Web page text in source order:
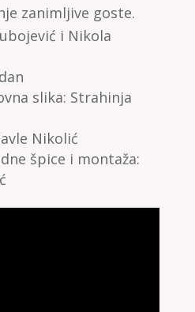
zanimljive goste.
i Nikola
slika: Strahinja
Nikolić
špice i montaža: